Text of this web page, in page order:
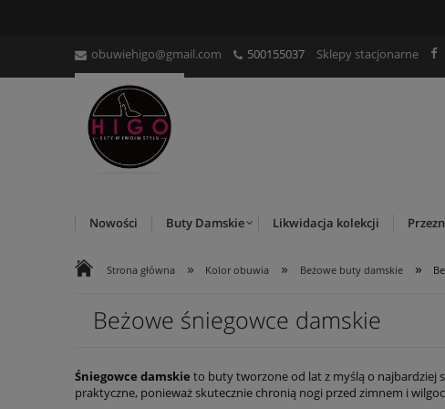
obuwiehigo@gmail.com 500155037 Sklepy stacjonarne
Nowości Buty Damskie Likwidacja kolekcji
Strona główna » Kolor obuwia » Beżowe buty damskie »
Beżowe śniegowce damskie
Śniegowce damskie to buty tworzone od lat z myślą o najbardziej
praktyczne, ponieważ skutecznie chronią nogi przed zimnem i